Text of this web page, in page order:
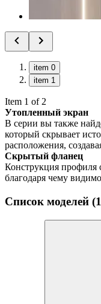
item 0
item 1
Item 1 of 2
Утопленный экран
В серии вы также
который скрывает
расположения,
Скрытый фланец
Конструкция профиля
благодаря чему
Список моделей